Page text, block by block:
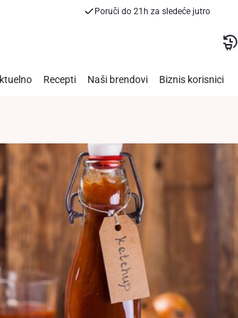
Poruči do 21h za sledeće jutro
Recepti Naši brendovi Biznis korisnici